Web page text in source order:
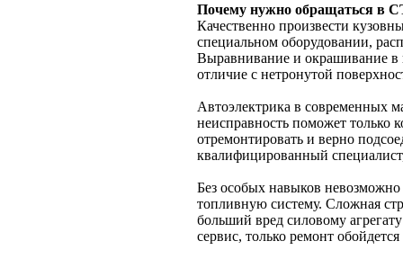
Почему нужно обращаться в
Качественно произвести
специальном оборудовании,
Выравнивание и окрашивание в
отличие с нетронутой
Автоэлектрика в современных
неисправность поможет только
отремонтировать и верно
квалифицированный
Без особых навыков
топливную систему. Сложная
больший вред силовому
сервис, только ремонт